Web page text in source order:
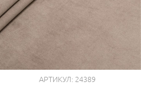
АРТИКУЛ: 24389